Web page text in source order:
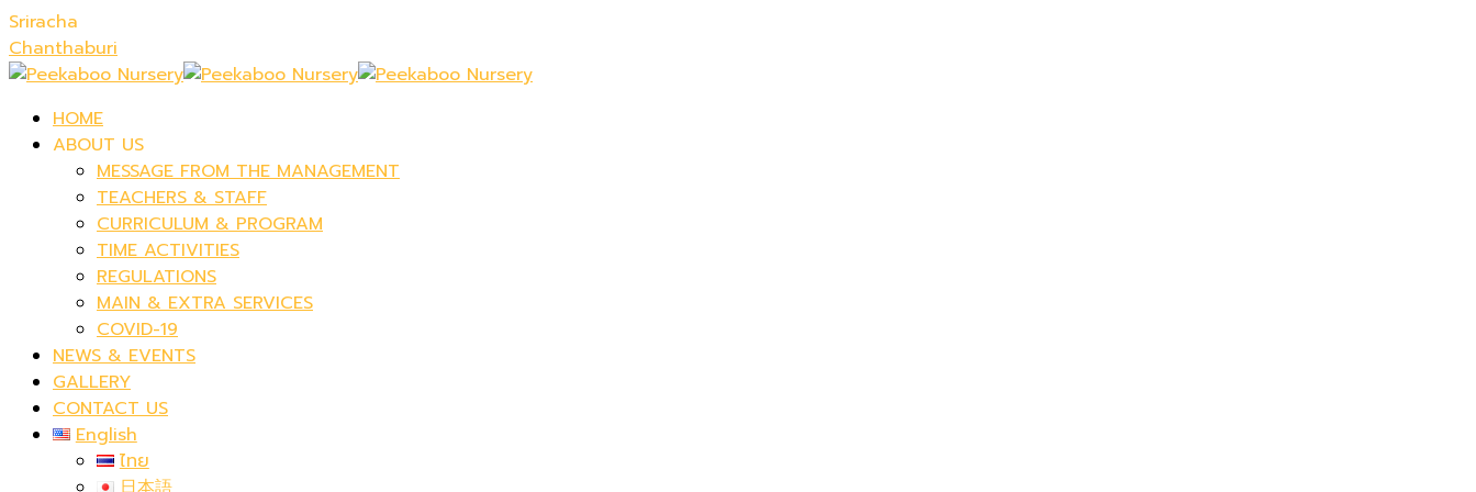
Sriracha
Chanthaburi
HOME
ABOUT US
MESSAGE FROM THE MANAGEMENT
TEACHERS & STAFF
CURRICULUM & PROGRAM
TIME ACTIVITIES
REGULATIONS
MAIN & EXTRA SERVICES
COVID-19
NEWS & EVENTS
GALLERY
CONTACT US
English
ไทย